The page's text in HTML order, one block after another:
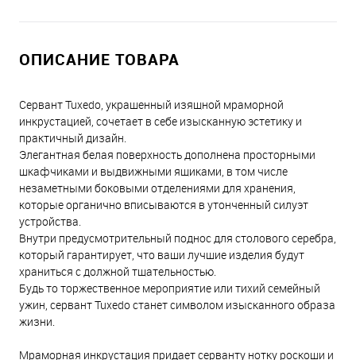
ОПИСАНИЕ ТОВАРА
Сервант Tuxedo, украшенный изящной мраморной
инкрустацией, сочетает в себе изысканную эстетику и
практичный дизайн.
Элегантная белая поверхность дополнена просторными
шкафчиками и выдвижными ящиками, в том числе
незаметными боковыми отделениями для хранения,
которые органично вписываются в утонченный силуэт
устройства.
Внутри предусмотрительный поднос для столового серебра,
который гарантирует, что ваши лучшие изделия будут
храниться с должной тщательностью.
Будь то торжественное мероприятие или тихий семейный
ужин, сервант Tuxedo станет символом изысканного образа
жизни.
Мраморная инкрустация придает серванту нотку роскоши и